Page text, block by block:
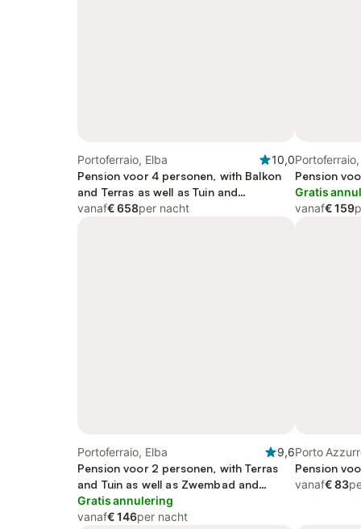
Portoferraio, Elba
10,0
Pension voor 4 personen, with Balkon
and Terras as well as Tuin and
Zwembad
vanaf€ 658per nacht
Portoferraio,
Pension
Gratis
vanaf€ 159
Portoferraio, Elba
9,6
Pension voor 2 personen, with Terras
and Tuin as well as Zwembad and
Uitzicht
Gratis annulering
vanaf€ 146per nacht
Porto
Pension
vanaf€ 83